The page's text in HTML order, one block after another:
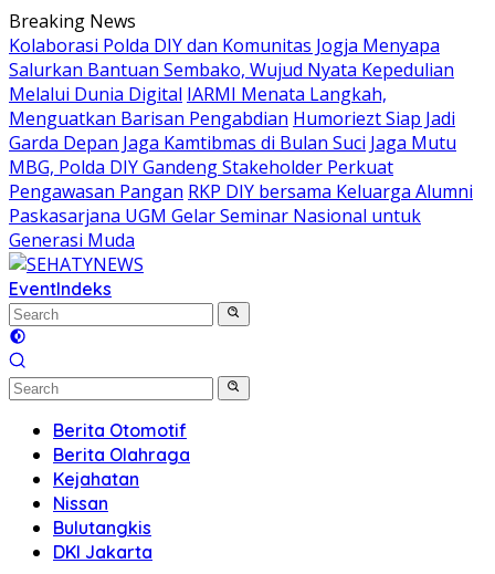
Skip
to
content
Breaking News
Kolaborasi Polda DIY dan Komunitas Jogja Menyapa
Salurkan Bantuan Sembako, Wujud Nyata Kepedulian
Melalui Dunia Digital IARMI Menata Langkah,
Menguatkan Barisan Pengabdian Humoriezt Siap Jadi
Garda Depan Jaga Kamtibmas di Bulan Suci Jaga Mutu
MBG, Polda DIY Gandeng Stakeholder Perkuat
Pengawasan Pangan RKP DIY bersama Keluarga Alumni
Paskasarjana UGM Gelar Seminar Nasional untuk
Generasi Muda
EventIndeks
Berita Otomotif
Berita Olahraga
Kejahatan
Nissan
Bulutangkis
DKI Jakarta